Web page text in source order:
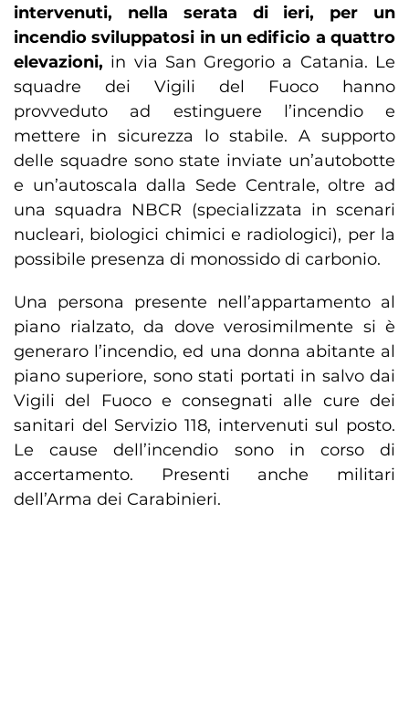
intervenuti, nella serata di ieri, per un
incendio sviluppatosi in un edificio a quattro
elevazioni, in via San Gregorio a Catania. Le
squadre dei Vigili del Fuoco hanno
provveduto ad estinguere l’incendio e
mettere in sicurezza lo stabile. A supporto
delle squadre sono state inviate un’autobotte
e un’autoscala dalla Sede Centrale, oltre ad
una squadra NBCR (specializzata in scenari
nucleari, biologici chimici e radiologici), per la
possibile presenza di monossido di carbonio.
Una persona presente nell’appartamento al
piano rialzato, da dove verosimilmente si è
generaro l’incendio, ed una donna abitante al
piano superiore, sono stati portati in salvo dai
Vigili del Fuoco e consegnati alle cure dei
sanitari del Servizio 118, intervenuti sul posto.
Le cause dell’incendio sono in corso di
accertamento. Presenti anche militari
dell’Arma dei Carabinieri.